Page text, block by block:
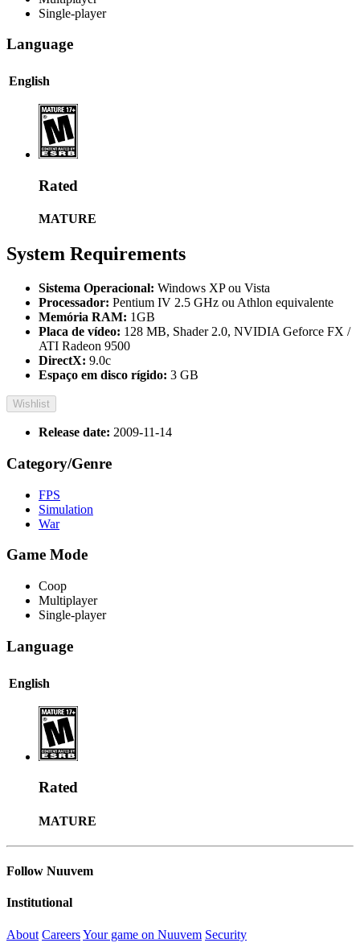
Single-player
Language
English
Rated
MATURE
System Requirements
Sistema Operacional: Windows XP ou Vista
Processador: Pentium IV 2.5 GHz ou Athlon equivalente
Memória RAM: 1GB
Placa de vídeo: 128 MB, Shader 2.0, NVIDIA Geforce FX /
ATI Radeon 9500
DirectX: 9.0c
Espaço em disco rígido: 3 GB
Wishlist
Release date: 2009-11-14
Category/Genre
FPS
Simulation
War
Game Mode
Coop
Multiplayer
Single-player
Language
English
Rated
MATURE
Follow Nuuvem
Institutional
About CareersYour game on Nuuvem Security